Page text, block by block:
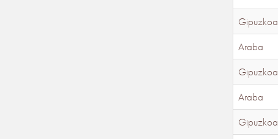
Gipuzkoa
Araba
Gipuzkoa
Araba
Gipuzkoa